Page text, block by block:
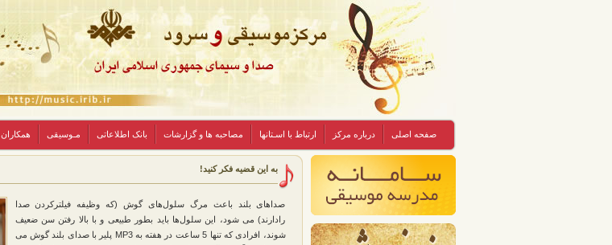
صفحه اصلی درباره مرکز ارتباط با اسـتانها مصاحبه ها و گزارشات بانک اطلاعاتی مـوسیقی همکاران
به این قضیه فکر کنید!
صداهای بلند باعث مرگ سلول‌های گوش (که وظیفه فیلترکردن صدا
رادارند) می شود، این سلول‌ها باید بطور طبیعی و با بالا رفتن سن ضعیف
شوند، افرادی که تنها 5 ساعت در هفته به MP3 پلیر با صدای بلند گوش می